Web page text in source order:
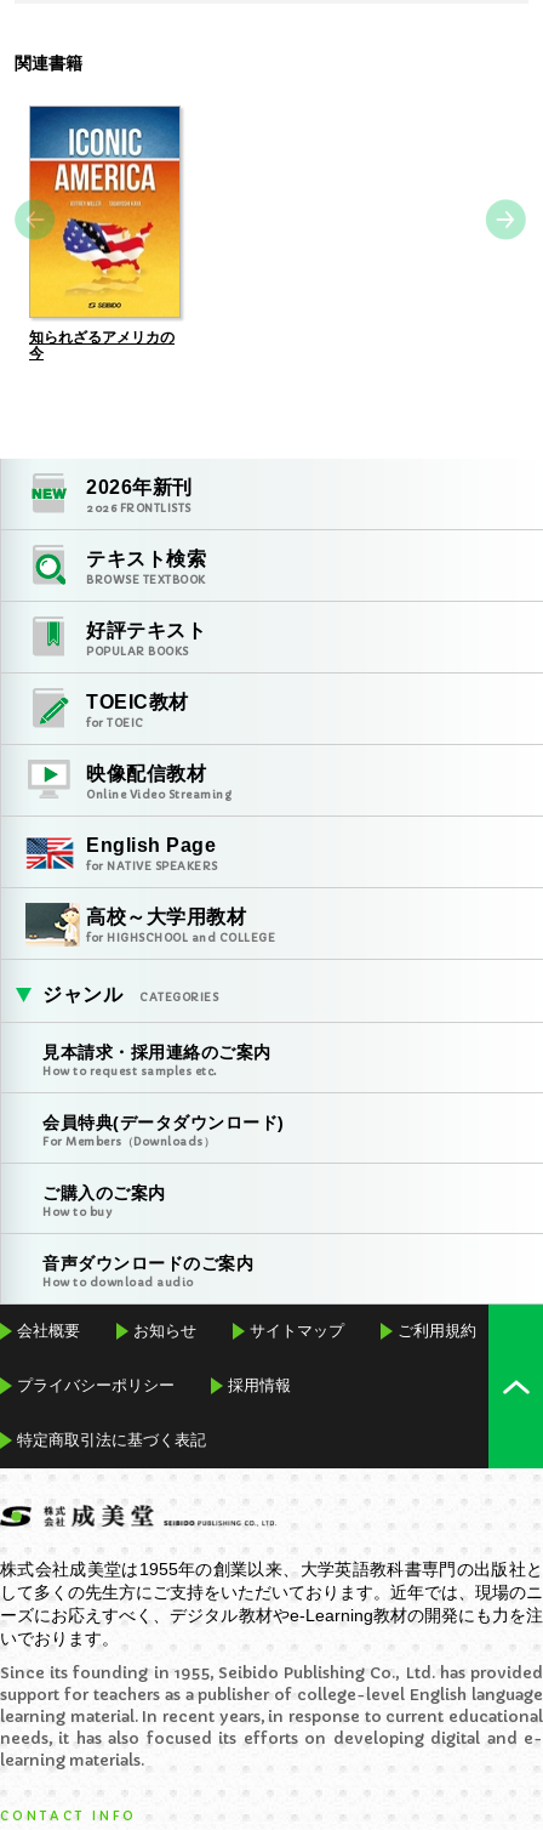
関連書籍
知られざるアメリカの
今
2026年新刊
2026FRONTLISTS
テキスト検索
BROWSE TEXTBOOK
好評テキスト
POPULAR BOOKS
TOEIC教材
for TOEIC
映像配信教材
Online Video Streaming
English Page
for NATIVE SPEAKERS
高校～大学用教材
for HIGHSCHOOL and COLLEGE
ジャンル CATEGORIES
見本請求・採用連絡のご案内
How to request samples etc.
会員特典(データダウンロード)
For Members（Downloads）
ご購入のご案内
How to buy
音声ダウンロードのご案内
How to download audio
会社概要 お知らせ サイトマップ ご利用規約
プライバシーポリシー 採用情報
特定商取引法に基づく表記
株式会社成美堂は1955年の創業以来、大学英語教科書専門の出版社と
して多くの先生方にご支持をいただいております。近年では、現場のニ
ーズにお応えすべく、デジタル教材やe-Learning教材の開発にも力を注
いでおります。
Since its founding in 1955, Seibido Publishing Co., Ltd. has provided
support for teachers as a publisher of college-level English language
learning material. In recent years, in response to current educational
needs, it has also focused its efforts on developing digital and e-
learning materials.
CONTACT INFO